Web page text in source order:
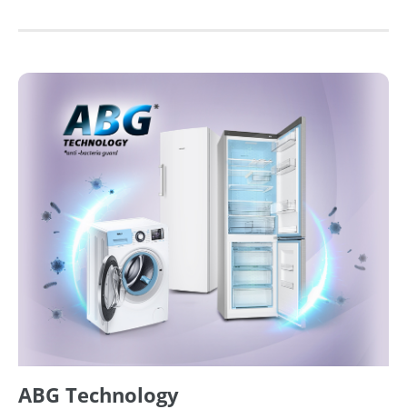
ABG Technology